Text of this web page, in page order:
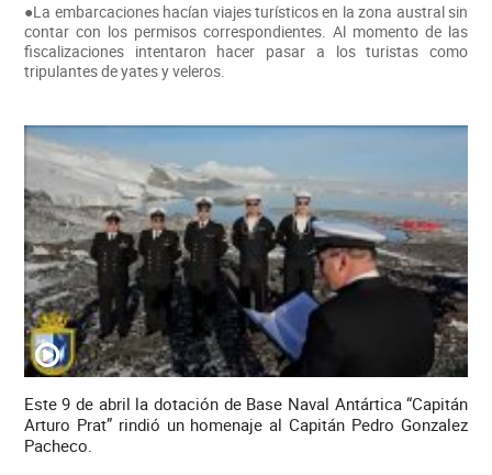
●La embarcaciones hacían viajes turísticos en la zona austral sin
contar con los permisos correspondientes. Al momento de las
fiscalizaciones intentaron hacer pasar a los turistas como
tripulantes de yates y veleros.
Este 9 de abril la dotación de Base Naval Antártica “Capitán
Arturo Prat” rindió un homenaje al Capitán Pedro Gonzalez
Pacheco.